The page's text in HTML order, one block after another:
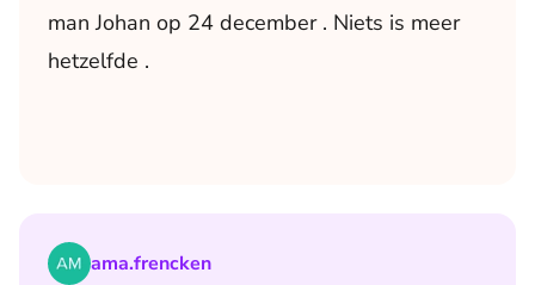
man Johan op 24 december . Niets is meer
hetzelfde .
ama.frencken
Lees het artikel Blog Bianca | December: de maand